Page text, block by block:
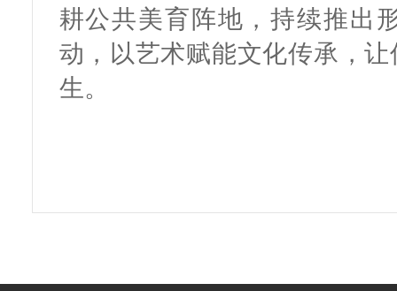
耕公共美育阵地，持续推出
动，以艺术赋能文化传承，
生。